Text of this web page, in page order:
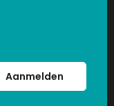
Aanmelden